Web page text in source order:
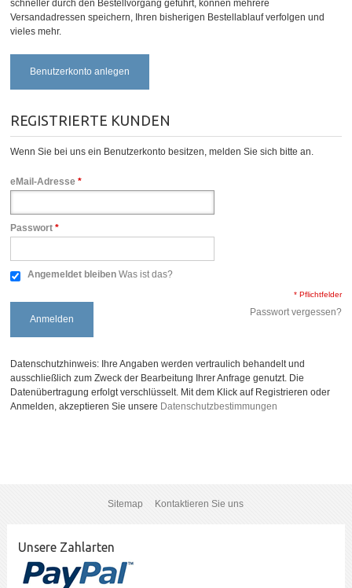
schneller durch den Bestellvorgang geführt, können mehrere
Versandadressen speichern, Ihren bisherigen Bestellablauf verfolgen und
vieles mehr.
Benutzerkonto anlegen
REGISTRIERTE KUNDEN
Wenn Sie bei uns ein Benutzerkonto besitzen, melden Sie sich bitte an.
*
eMail-Adresse
*
Passwort
Angemeldet bleiben Was ist das?
* Pflichtfelder
Passwort vergessen?
Anmelden
Datenschutzhinweis: Ihre Angaben werden vertraulich behandelt und
ausschließlich zum Zweck der Bearbeitung Ihrer Anfrage genutzt. Die
Datenübertragung erfolgt verschlüsselt. Mit dem Klick auf Registrieren oder
Anmelden, akzeptieren Sie unsere Datenschutzbestimmungen
Sitemap Kontaktieren Sie uns
Unsere Zahlarten